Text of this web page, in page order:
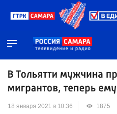
В Тольятти мужчина
мигрантов, теперь
18 января 2021 в 10:36 1875